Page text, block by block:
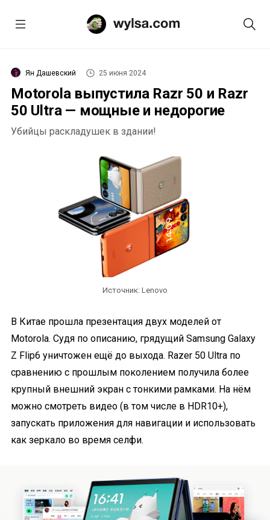
Ян Дашевский 25 июня 2024
Motorola выпустила Razr 50 и Razr
50 Ultra — мощные и недорогие
Убийцы раскладушек в здании!
Источник: Lenovo
В Китае прошла презентация двух моделей от
Motorola. Судя по описанию, грядущий Samsung Galaxy
Z Flip6 уничтожен ещё до выхода. Razer 50 Ultra по
сравнению с прошлым поколением получила более
крупный внешний экран с тонкими рамками. На нём
можно смотреть видео (в том числе в HDR10+),
запускать приложения для навигации и использовать
как зеркало во время селфи.